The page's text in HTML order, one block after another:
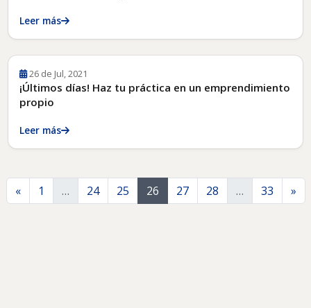
Leer más
26 de Jul, 2021
¡Últimos días! Haz tu práctica en un emprendimiento
propio
Leer más
«Anterior
1 … 24 25 26 27 28 … 33 »